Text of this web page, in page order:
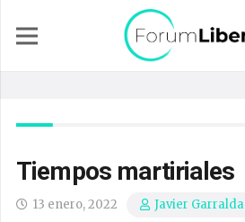
Tiempos martiriales
13 enero, 2022
Javier Garralda